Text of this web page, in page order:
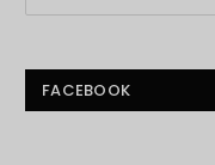
FACEBOOK